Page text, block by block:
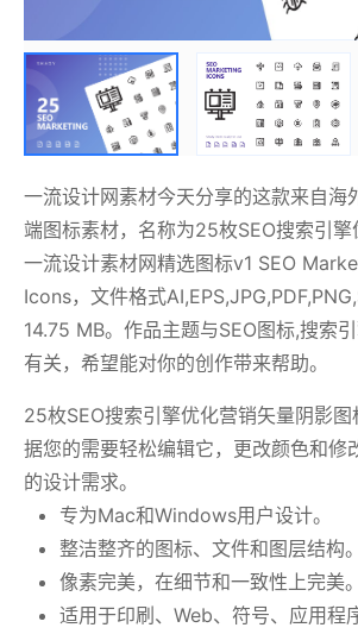
一流设计网素材今天分享的这款来自海
端图标素材，名称为25枚SEO搜索引
一流设计素材网精选图标v1 SEO
Icons，文件格式
14.75 MB。作品主题与SEO图标,搜索
有关，希望能对你的创作带来帮助。
25枚SEO搜索引擎优化营销矢量阴影
据您的需要轻松编辑它，更改颜色和修
的设计需求。
专为Mac和Windows用户设计。
整洁整齐的图标、文件和图层结构。
像素完美，在细节和一致性上完美。
适用于印刷、Web、符号、应用程